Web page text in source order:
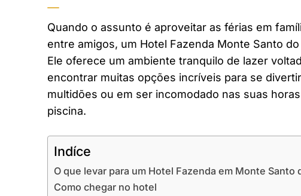
Quando o assunto é aproveitar as férias em
entre amigos, um Hotel Fazenda Monte Santo
Ele oferece um ambiente tranquilo de lazer
encontrar muitas opções incríveis para se
multidões ou em ser incomodado nas suas
piscina.
Indíce
O que levar para um Hotel Fazenda em Monte Santo
Como chegar no hotel